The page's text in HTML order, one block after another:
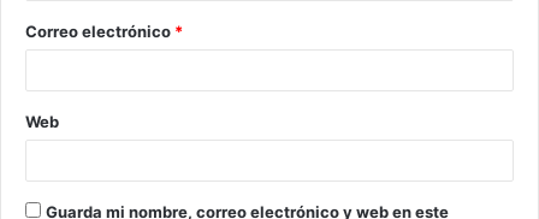
Correo electrónico *
Web
Guarda mi nombre, correo electrónico y web en este